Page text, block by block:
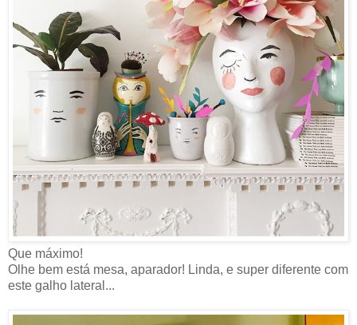
Que máximo!
Olhe bem está mesa, aparador! Linda, e super diferente com
este galho lateral...